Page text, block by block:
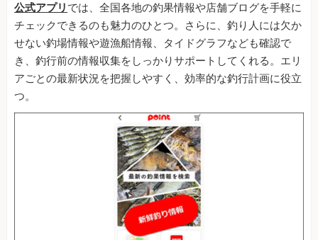
公式アプリ では、全国各地の釣果情報や店舗ブログを手軽に
チェックできるのも魅力のひとつ。さらに、釣り人には欠か
せない釣場情報や遊漁船情報、タイドグラフなども確認で
き、釣行前の情報収集をしっかりサポートしてくれる。エリ
アごとの最新状況を把握しやすく、効率的な釣行計画に役立
つ。